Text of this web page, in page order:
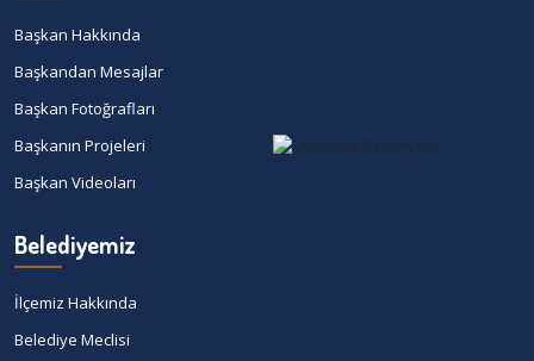
Başkan Hakkında
Başkandan Mesajlar
Başkan Fotoğrafları
Başkanın Projeleri
Başkan Videoları
Belediyemiz
İlçemiz Hakkında
Belediye Meclisi